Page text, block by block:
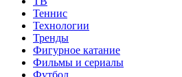
Теннис
Технологии
Тренды
Фигурное катание
Фильмы и сериалы
Футбол